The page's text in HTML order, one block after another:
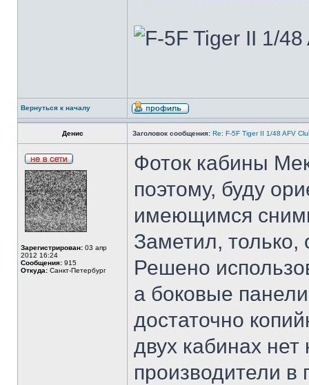
Вернуться к началу
Денис Заголовок сообщения: Re: F-5F Tiger II 1/48 AFV
Зарегистрирован: 03 апр
2012 16:24
Сообщения: 915
Откуда: Санкт-Петербург
Фоток кабины
поэтому, буду
имеющимся
Заметил, только,
Решено
а боковые
достаточно
двух кабинах
производители в